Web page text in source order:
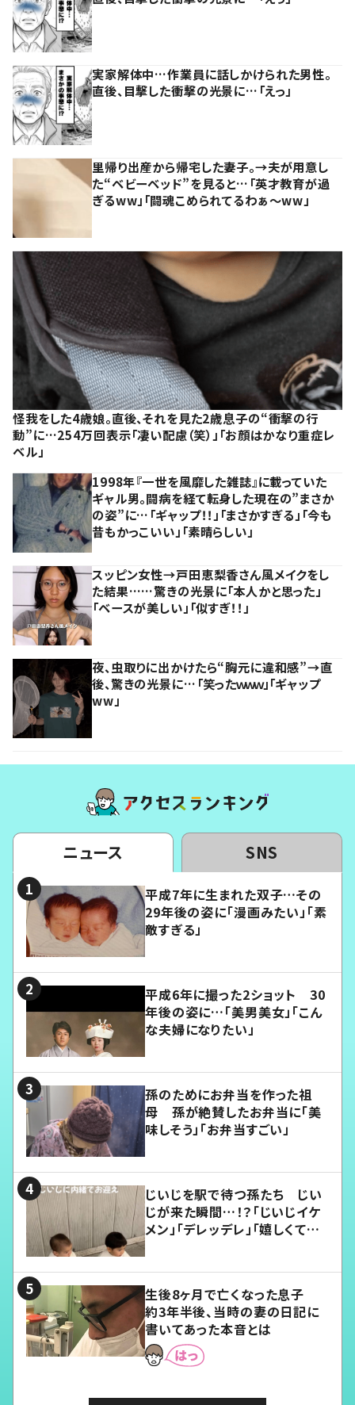
実家解体中…作業員に話しかけられた男性。
直後、目撃した衝撃の光景に…「えっ」
里帰り出産から帰宅した妻子。→夫が用意し
た“ベビーベッド”を見ると…「英才教育が過
ぎるww」「闘魂こめられてるわぁ～ww」
怪我をした4歳娘。直後、それを見た2歳息子の“衝撃の行
動”に…254万回表示「凄い配慮（笑）」「お顔はかなり重症レ
ベル」
1998年『一世を風靡した雑誌』に載っていた
ギャル男。闘病を経て転身した現在の”まさか
の姿”に…「ギャップ！！」「まさかすぎる」「今も
昔もかっこいい」「素晴らしい」
スッピン女性→戸田恵梨香さん風メイクをし
た結果……驚きの光景に「本人かと思った」
「ベースが美しい」「似すぎ！！」
夜、虫取りに出かけたら“胸元に違和感”→直
後、驚きの光景に…「笑ったｗｗｗ」「ギャップ
ww」
ニュース SNS
平成7年に生まれた双子…その
29年後の姿に「漫画みたい」「素
敵すぎる」
平成6年に撮った2ショット 30
年後の姿に…「美男美女」「こん
な夫婦になりたい」
孫のためにお弁当を作った祖
母 孫が絶賛したお弁当に「美
味しそう」「お弁当すごい」
じいじを駅で待つ孫たち じい
じが来た瞬間…！？「じいじイケ
メン」「デレッデレ」「嬉しくて可
生後8ヶ月で亡くなった息子
約3年半後、当時の妻の日記に
書いてあった本音とは